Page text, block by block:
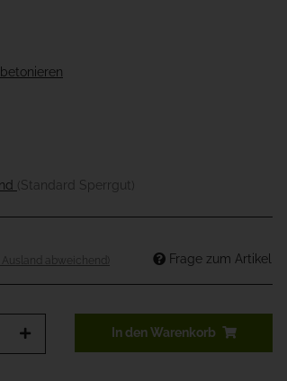
(Standard Sperrgut)
Ausland abweichend) Frage zum Artikel
In den Warenkorb